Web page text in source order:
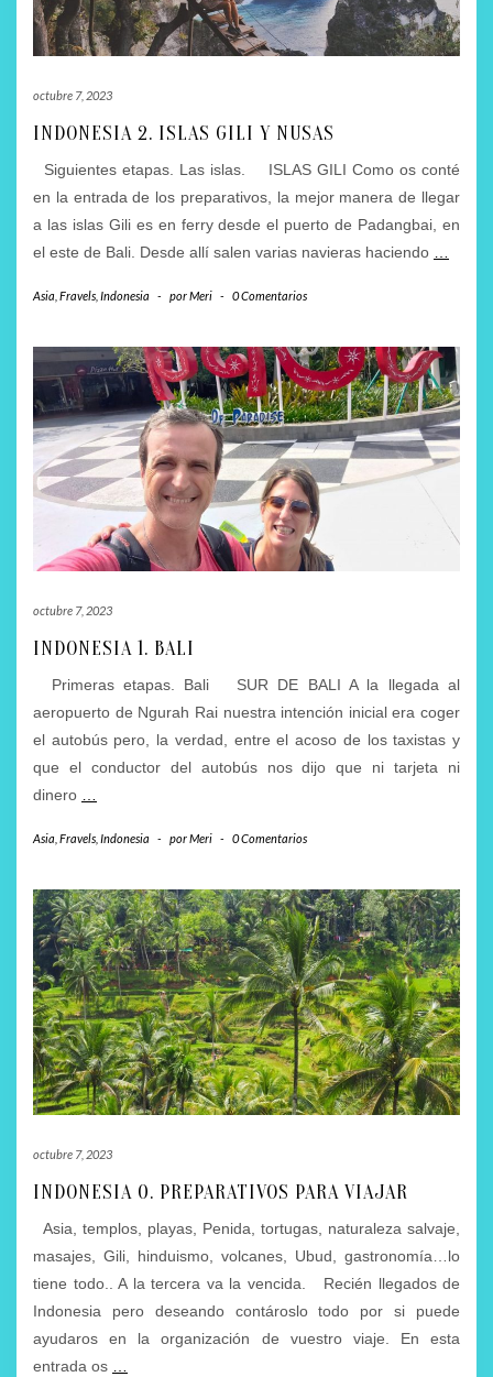
octubre 7, 2023
INDONESIA 2. ISLAS GILI Y NUSAS
Siguientes etapas. Las islas. ISLAS GILI Como os conté
en la entrada de los preparativos, la mejor manera de llegar
a las islas Gili es en ferry desde el puerto de Padangbai, en
el este de Bali. Desde allí salen varias navieras haciendo
Asia Fravels Indonesia - porMeri - 0 Comentarios
octubre 7, 2023
INDONESIA 1. BALI
Primeras etapas. Bali SUR DE BALI A la llegada al
aeropuerto de Ngurah Rai nuestra intención inicial era coger
el autobús pero, la verdad, entre el acoso de los taxistas y
que el conductor del autobús nos dijo que ni tarjeta ni
dinero …
Asia Fravels Indonesia - porMeri - 0 Comentarios
octubre 7, 2023
INDONESIA 0. PREPARATIVOS PARA VIAJAR
Asia, templos, playas, Penida, tortugas, naturaleza salvaje,
masajes, Gili, hinduismo, volcanes, Ubud, gastronomía…lo
tiene todo.. A la tercera va la vencida. Recién llegados de
Indonesia pero deseando contároslo todo por si puede
ayudaros en la organización de vuestro viaje. En esta
entrada os